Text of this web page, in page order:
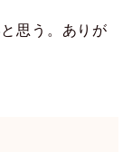
思う。ありが